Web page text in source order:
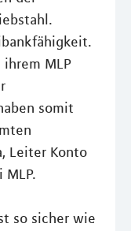
MLP
somit
Leiter Konto
so sicher wie